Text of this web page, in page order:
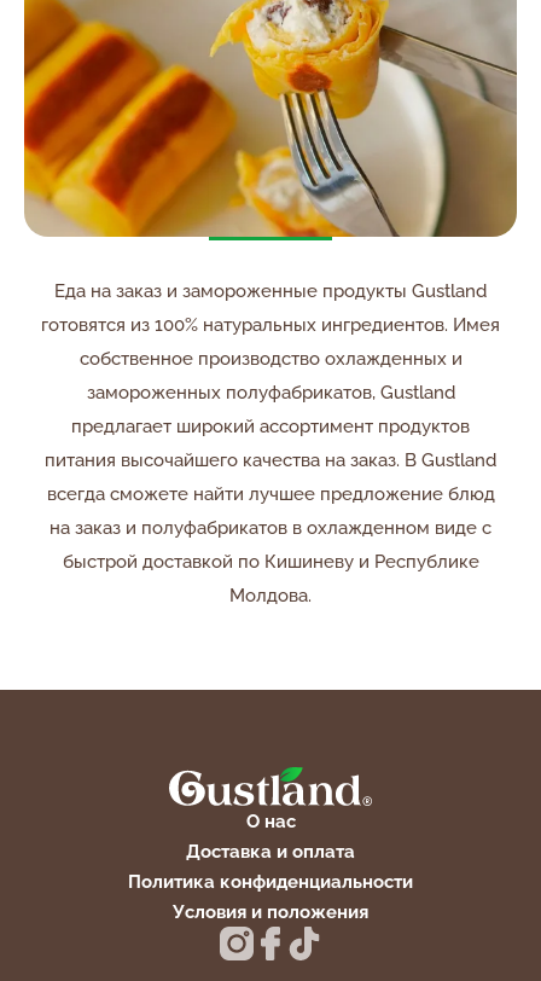
Еда на заказ и замороженные продукты Gustland
готовятся из 100% натуральных ингредиентов. Имея
собственное производство охлажденных и
замороженных полуфабрикатов, Gustland
предлагает широкий ассортимент продуктов
питания высочайшего качества на заказ. В Gustland
всегда сможете найти лучшее предложение блюд
на заказ и полуфабрикатов в охлажденном виде с
быстрой доставкой по Кишиневу и Республике
Молдова.
О нас
Доставка и оплата
Политика конфиденциальности
Условия и положения